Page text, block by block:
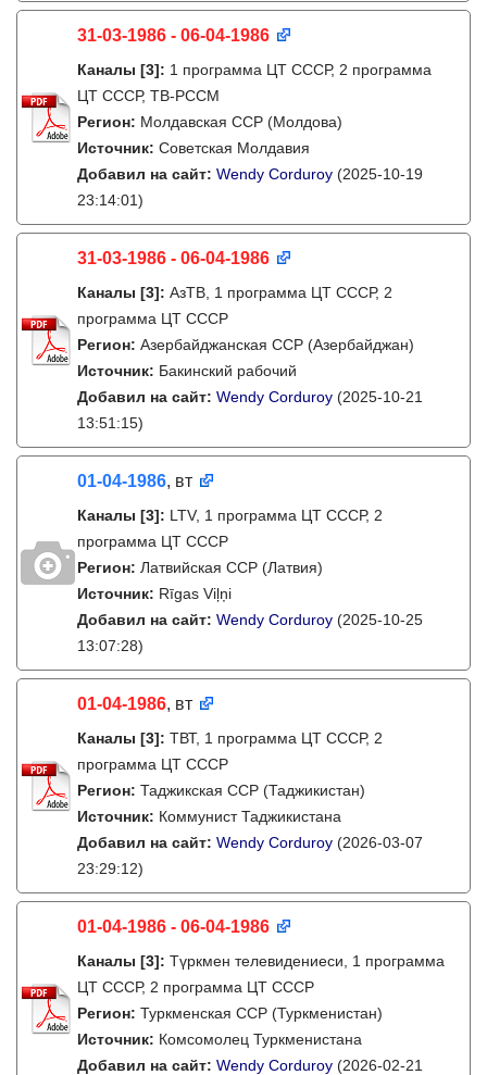
31-03-1986 - 06-04-1986
Каналы [3]: 1 программа ЦТ СССР, 2 программа
ЦТ СССР, ТВ-РССМ
Регион: Молдавская ССР (Молдова)
Источник: Советская Молдавия
Добавил на сайт: Wendy Corduroy (2025-10-19
23:14:01)
31-03-1986 - 06-04-1986
Каналы [3]: АзТВ, 1 программа ЦТ СССР, 2
программа ЦТ СССР
Регион: Азербайджанская ССР (Азербайджан)
Источник: Бакинский рабочий
Добавил на сайт: Wendy Corduroy (2025-10-21
13:51:15)
01-04-1986, вт
Каналы [3]: LTV, 1 программа ЦТ СССР, 2
программа ЦТ СССР
Регион: Латвийская ССР (Латвия)
Источник: Rīgas Viļņi
Добавил на сайт: Wendy Corduroy (2025-10-25
13:07:28)
01-04-1986, вт
Каналы [3]: ТВТ, 1 программа ЦТ СССР, 2
программа ЦТ СССР
Регион: Таджикская ССР (Таджикистан)
Источник: Коммунист Таджикистана
Добавил на сайт: Wendy Corduroy (2026-03-07
23:29:12)
01-04-1986 - 06-04-1986
Каналы [3]: Түркмен телевидениеси, 1 программа
ЦТ СССР, 2 программа ЦТ СССР
Регион: Туркменская ССР (Туркменистан)
Источник: Комсомолец Туркменистана
Добавил на сайт: Wendy Corduroy (2026-02-21